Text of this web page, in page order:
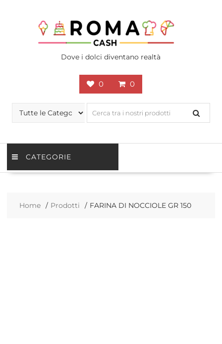
Dove i dolci diventano realtà
0 0
CATEGORIE
Home Prodotti FARINA DI NOCCIOLE GR 150